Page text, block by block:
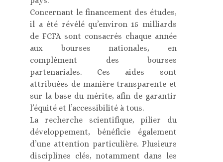
Concernant le financement des études,
il a été révélé qu’environ 15 milliards
de FCFA sont consacrés chaque année
aux bourses nationales, en
complément des bourses
partenariales. Ces aides sont
attribuées de manière transparente et
sur la base du mérite, afin de garantir
l’équité et l’accessibilité à tous.
La recherche scientifique, pilier du
développement, bénéficie également
d’une attention particulière. Plusieurs
disciplines clés, notamment dans les